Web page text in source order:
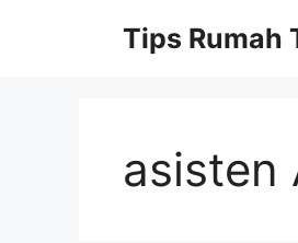
Tips Rumah
asisten